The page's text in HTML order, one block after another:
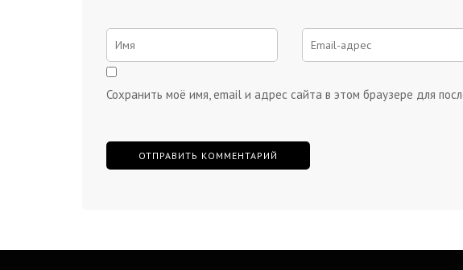
Сохранить моё имя, email и адрес сайта в этом браузере для